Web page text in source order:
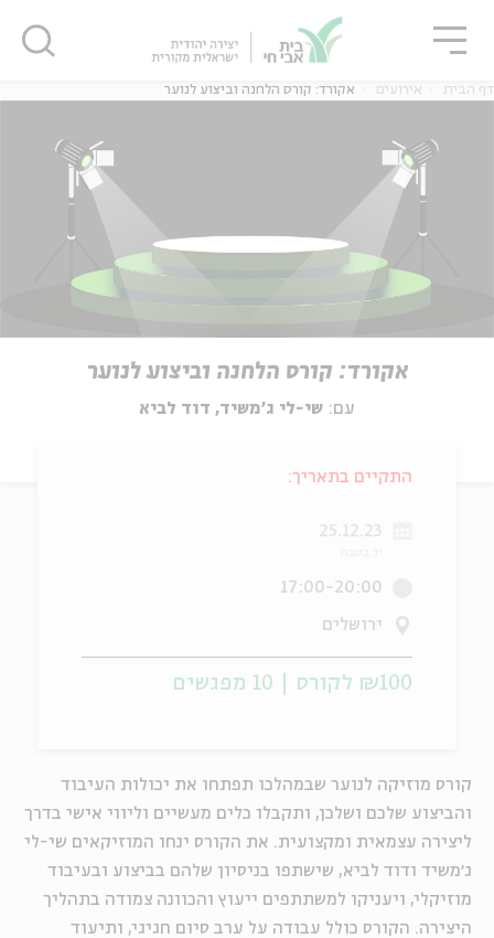
דף הבית אירועים אקורד: קורס הלחנה וביצוע לנוער
אקורד: קורס הלחנה וביצוע לנוער
עם: שי-לי ג'משיד, דוד לביא
קורס מוזיקה לנוער שבמהלכו תפתחו את יכולות העיבוד
והביצוע שלכם ושלכן, ותקבלו כלים מעשיים וליווי אישי בדרך
ליצירה עצמאית ומקצועית. את הקורס ינחו המוזיקאים שי-לי
ג׳משיד ודוד לביא, שישתפו בניסיון שלהם בביצוע ובעיבוד
מוזיקלי, ויעניקו למשתתפים ייעוץ והכוונה צמודה בתהליך
היצירה. הקורס כולל עבודה על ערב סיום חגיגי, ותיעוד
התקיים בתאריך:
25.12.23
17:00-20:00
ירושלים
₪100 לקורס | 10 מפגשים
סגור